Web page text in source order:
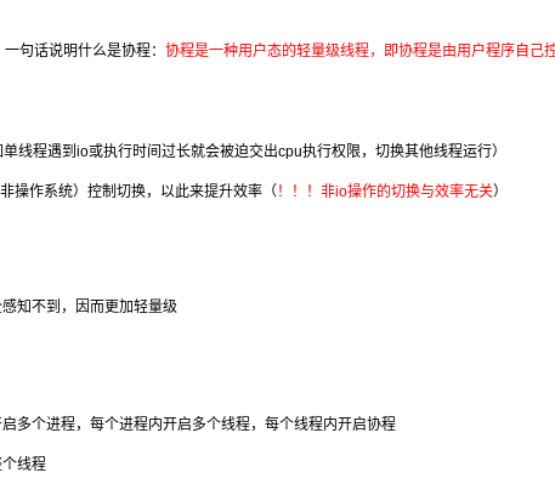
句话说明什么是协程： 协程是一种用户态的轻量级线程，即协程是由用户程序自己
线程遇到io或执行时间过长就会被迫交出cpu执行权限，切换其他线程运行）
操作系统）控制切换，以此来提升效率（！！！非io操作的切换与效率无关）
知不到，因而更加轻量级
多个进程，每个进程内开启多个线程，每个线程内开启协程
线程